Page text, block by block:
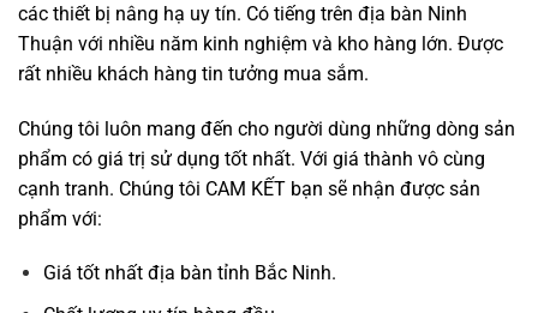
các thiết bị nâng hạ uy tín. Có tiếng trên địa bàn Ninh
Thuận với nhiều năm kinh nghiệm và kho hàng lớn. Được
rất nhiều khách hàng tin tưởng mua sắm.
Chúng tôi luôn mang đến cho người dùng những dòng sản
phẩm có giá trị sử dụng tốt nhất. Với giá thành vô cùng
cạnh tranh. Chúng tôi CAM KẾT bạn sẽ nhận được sản
phẩm với:
Giá tốt nhất địa bàn tỉnh Bắc Ninh.